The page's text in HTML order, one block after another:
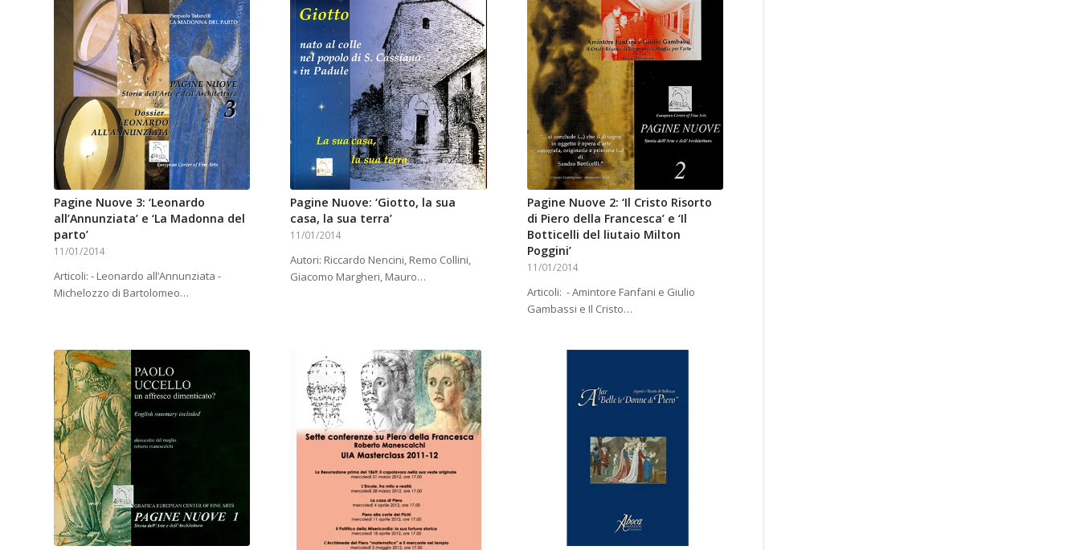
Pagine Nuove 3: ‘Leonardo
all’Annunziata’ e ‘La Madonna del
parto’
11/01/2014
Articoli: - Leonardo all’Annunziata -
Michelozzo di Bartolomeo…
Pagine Nuove: ‘Giotto, la sua
casa, la sua terra’
11/01/2014
Autori: Riccardo Nencini, Remo Collini,
Giacomo Margheri, Mauro…
Pagine Nuove 2: ‘Il Cristo Risorto
di Piero della Francesca’ e ‘Il
Botticelli del liutaio Milton
Poggini’
11/01/2014
Articoli: - Amintore Fanfani e Giulio
Gambassi e Il Cristo…